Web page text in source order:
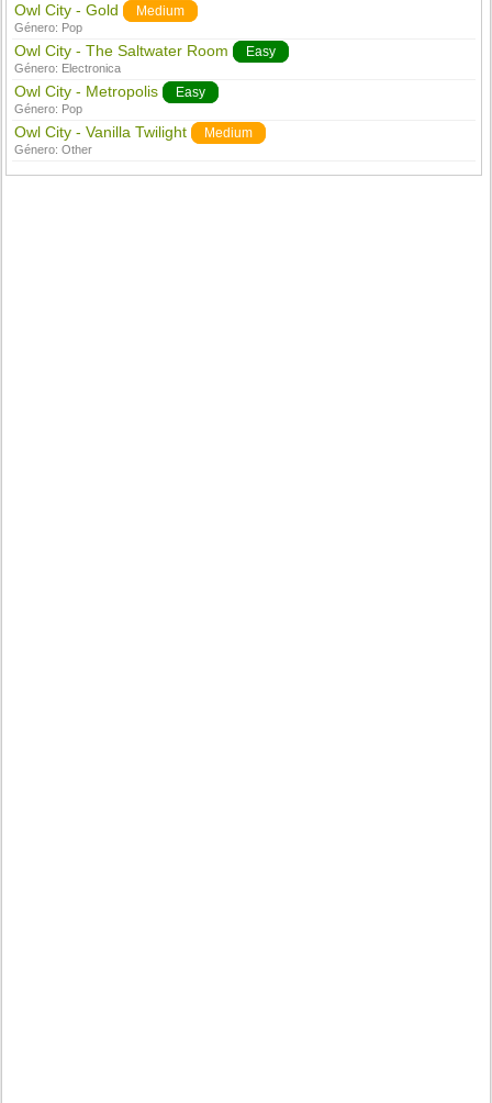
Owl City - Gold Medium
Género: Pop
Owl City - The Saltwater Room Easy
Género: Electronica
Owl City - Metropolis Easy
Género: Pop
Owl City - Vanilla Twilight Medium
Género:Other